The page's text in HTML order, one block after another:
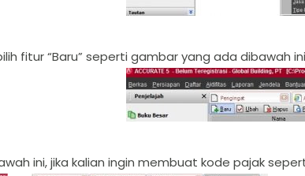
fitur “Baru” seperti gambar yang ada dibawah
ini, jika kalian ingin membuat kode pajak